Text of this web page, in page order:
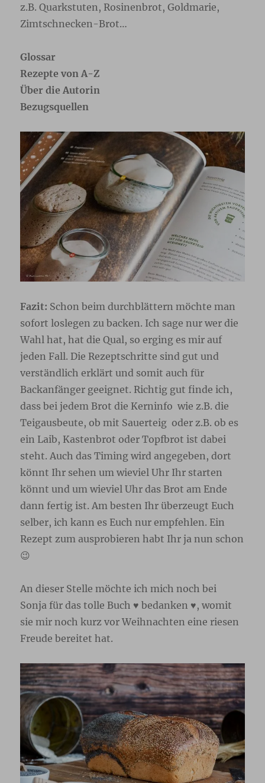
z.B. Quarkstuten, Rosinenbrot, Goldmarie,
Zimtschnecken-Brot…
Glossar
Rezepte von A-Z
Über die Autorin
Bezugsquellen
Fazit: Schon beim durchblättern möchte man
sofort loslegen zu backen. Ich sage nur wer die
Wahl hat, hat die Qual, so erging es mir auf
jeden Fall. Die Rezeptschritte sind gut und
verständlich erklärt und somit auch für
Backanfänger geeignet. Richtig gut finde ich,
dass bei jedem Brot die Kerninfo wie z.B. die
Teigausbeute, ob mit Sauerteig oder z.B. ob es
ein Laib, Kastenbrot oder Topfbrot ist dabei
steht. Auch das Timing wird angegeben, dort
könnt Ihr sehen um wieviel Uhr Ihr starten
könnt und um wieviel Uhr das Brot am Ende
dann fertig ist. Am besten Ihr überzeugt Euch
selber, ich kann es Euch nur empfehlen. Ein
Rezept zum ausprobieren habt Ihr ja nun schon
😉
An dieser Stelle möchte ich mich noch bei
Sonja für das tolle Buch ♥ bedanken ♥, womit
sie mir noch kurz vor Weihnachten eine riesen
Freude bereitet hat.